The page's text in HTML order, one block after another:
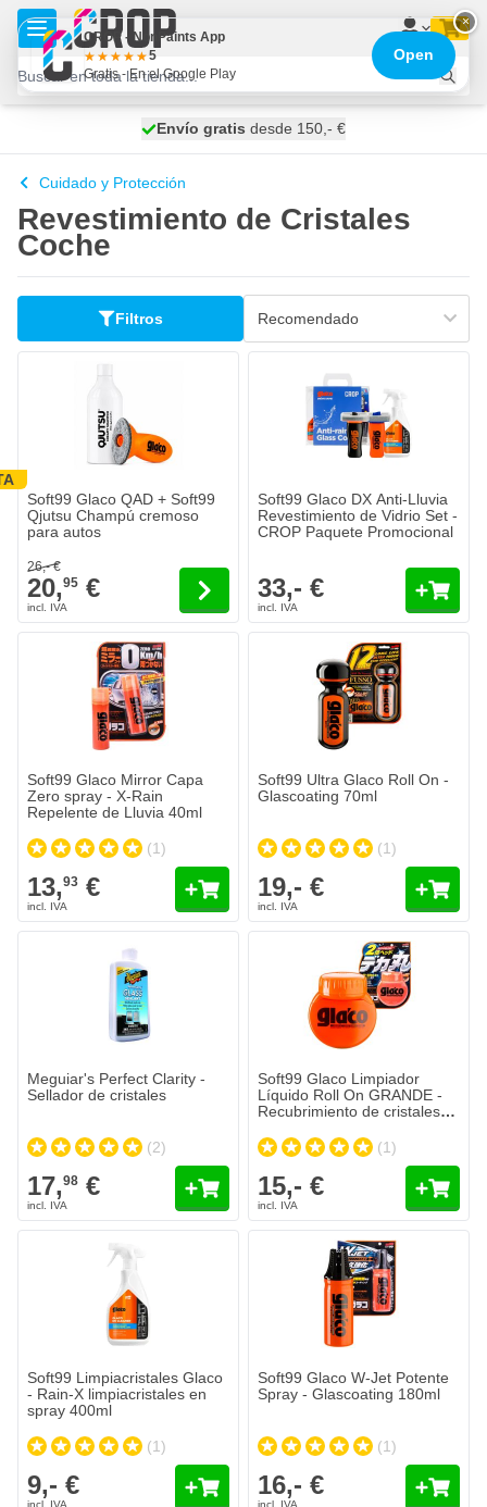
Ir al contenido
se envía hoy
Envío gratis desde 150,- €
100 días
Cuidado y Protección
Revestimiento de Cristales
Coche
Filtros
Soft99 Glaco QAD + Soft99
Qjutsu Champú cremoso
para autos
El precio depende de las opciones elegidas en la página de
26,- €
20,95 €
Soft99 Glaco DX Anti-Lluvia
Revestimiento de Vidrio Set -
CROP Paquete Promocional
33,- €
Soft99 Glaco Mirror Capa
Zero spray - X-Rain
Repelente de Lluvia 40ml
(1)
13,93 €
Soft99 Ultra Glaco Roll On -
Glascoating 70ml
(1)
19,- €
Meguiar's Perfect Clarity -
Sellador de cristales
(2)
17,98 €
Soft99 Glaco Limpiador
Líquido Roll On GRANDE -
Recubrimiento de cristales
(1)
15,- €
Soft99 Limpiacristales Glaco
- Rain-X limpiacristales en
spray 400ml
(1)
9,- €
Soft99 Glaco W-Jet Potente
Spray - Glascoating 180ml
(1)
16,- €
×
CROP - NonPaints App
5
Gratis - En el Google Play
Open